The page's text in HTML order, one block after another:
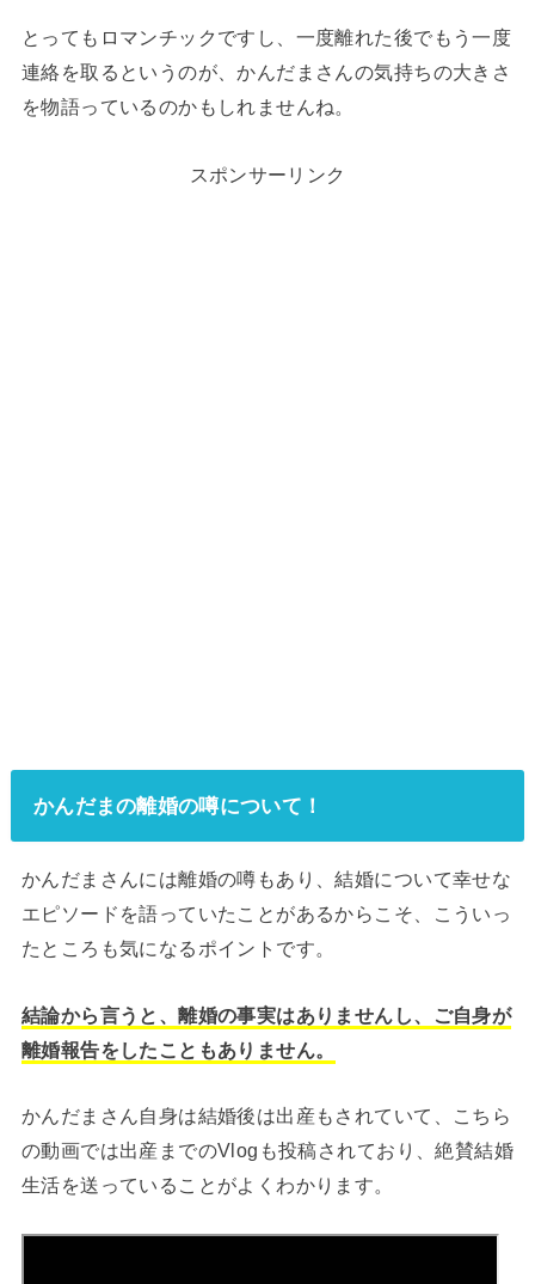
とってもロマンチックですし、一度離れた後でもう一度
連絡を取るというのが、かんだまさんの気持ちの大きさ
を物語っているのかもしれませんね。
スポンサーリンク
かんだまの離婚の噂について！
かんだまさんには離婚の噂もあり、結婚について幸せな
エピソードを語っていたことがあるからこそ、こういっ
たところも気になるポイントです。
結論から言うと、離婚の事実はありませんし、ご自身が
離婚報告をしたこともありません。
かんだまさん自身は結婚後は出産もされていて、こちら
の動画では出産までのVlogも投稿されており、絶賛結婚
生活を送っていることがよくわかります。